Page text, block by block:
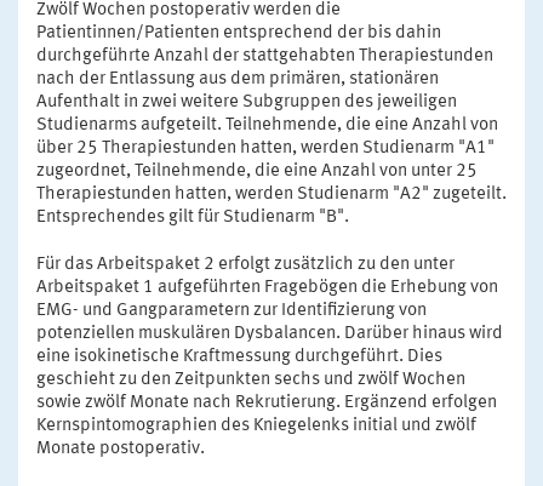
Zwölf Wochen postoperativ werden die
Patientinnen/Patienten entsprechend der bis dahin
durchgeführte Anzahl der stattgehabten Therapiestunden
nach der Entlassung aus dem primären, stationären
Aufenthalt in zwei weitere Subgruppen des jeweiligen
Studienarms aufgeteilt. Teilnehmende, die eine Anzahl von
über 25 Therapiestunden hatten, werden Studienarm "A1"
zugeordnet, Teilnehmende, die eine Anzahl von unter 25
Therapiestunden hatten, werden Studienarm "A2" zugeteilt.
Entsprechendes gilt für Studienarm "B".
Für das Arbeitspaket 2 erfolgt zusätzlich zu den unter
Arbeitspaket 1 aufgeführten Fragebögen die Erhebung von
EMG- und Gangparametern zur Identifizierung von
potenziellen muskulären Dysbalancen. Darüber hinaus wird
eine isokinetische Kraftmessung durchgeführt. Dies
geschieht zu den Zeitpunkten sechs und zwölf Wochen
sowie zwölf Monate nach Rekrutierung. Ergänzend erfolgen
Kernspintomographien des Kniegelenks initial und zwölf
Monate postoperativ.